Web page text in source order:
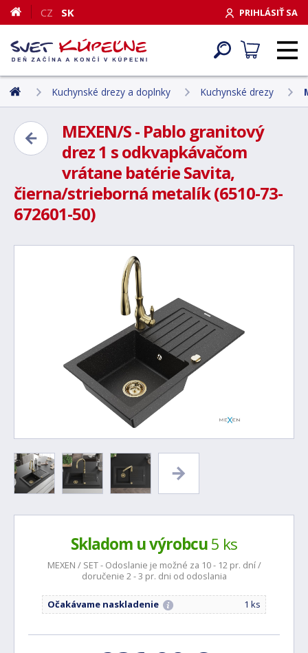
PRIHLÁSIŤ SA
CZ SK
Kuchynské drezy a doplnky Kuchynské drezy
MEXEN/S - Pablo granitový
drez 1 s odkvapkávačom
vrátane batérie Savita,
čierna/strieborná metalík (6510-73-
672601-50)
Skladom u výrobcu5 ks
MEXEN / SET - Odoslanie je možné za 10 - 12 pr. dní /
doručenie 2 - 3 pr. dni od odoslania
Očakávame naskladenie 1 ks